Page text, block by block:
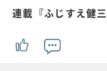
連載『ふじすえ健